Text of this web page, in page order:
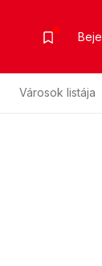
Városok listája